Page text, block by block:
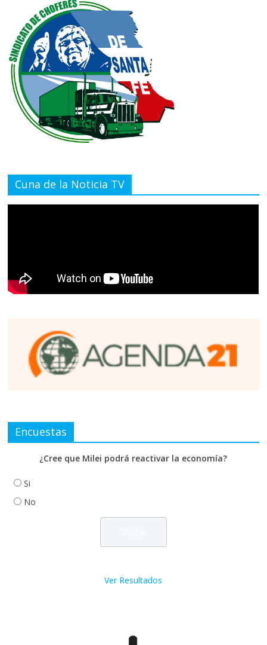
Cuna de la Noticia TV
Encuestas
¿Cree que Milei podrá reactivar la economía?
Si
No
Ver Resultados